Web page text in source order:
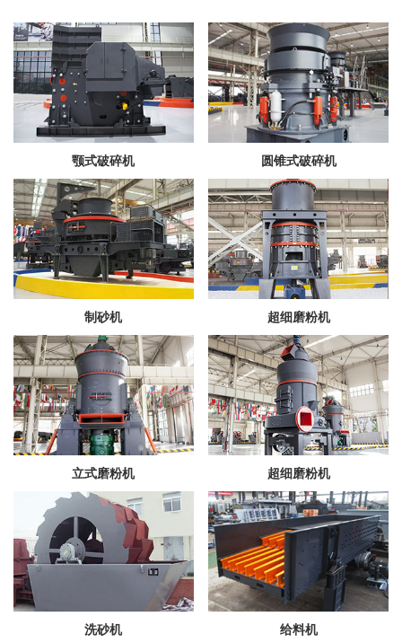
颚式破碎机 圆锥式破碎机
制砂机 超细磨粉机
立式磨粉机 超细磨粉机
洗砂机 给料机